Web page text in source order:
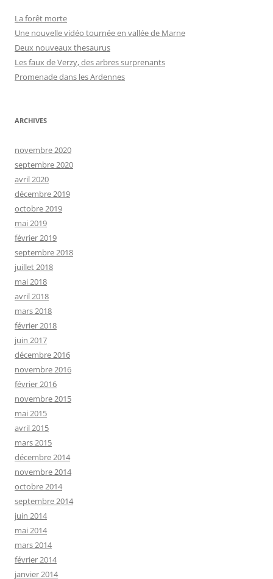
La forêt morte
Une nouvelle vidéo tournée en vallée de Marne
Deux nouveaux thesaurus
Les faux de Verzy, des arbres surprenants
Promenade dans les Ardennes
ARCHIVES
novembre 2020
septembre 2020
avril 2020
décembre 2019
octobre 2019
mai 2019
février 2019
septembre 2018
juillet 2018
mai 2018
avril 2018
mars 2018
février 2018
juin 2017
décembre 2016
novembre 2016
février 2016
novembre 2015
mai 2015
avril 2015
mars 2015
décembre 2014
novembre 2014
octobre 2014
septembre 2014
juin 2014
mai 2014
mars 2014
février 2014
janvier 2014